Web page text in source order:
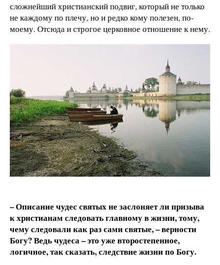
сложнейший христианский подвиг, который не только
не каждому по плечу, но и редко кому полезен, по-
моему. Отсюда и строгое церковное отношение к нему.
– Описание чудес святых не заслоняет ли призыва
к христианам следовать главному в жизни, тому,
чему следовали как раз сами святые, – верности
Богу? Ведь чудеса – это уже второстепенное,
логичное, так сказать, следствие жизни по Богу.